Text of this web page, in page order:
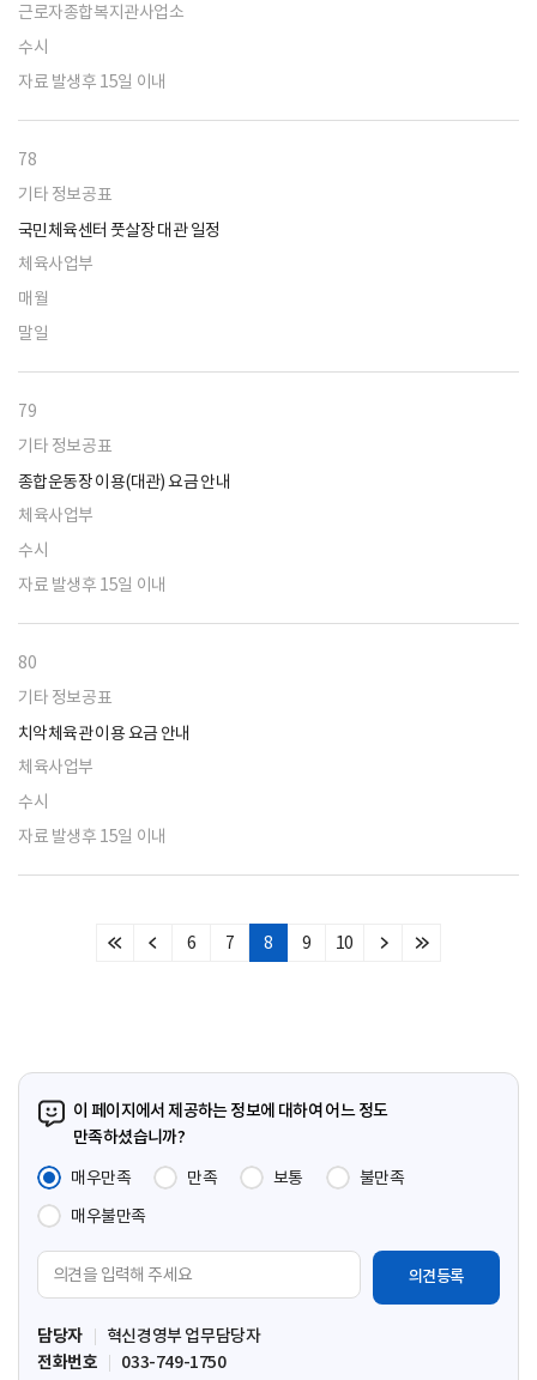
근로자종합복지관사업소
수시
자료 발생후 15일 이내
78
기타 정보공표
국민체육센터 풋살장 대관 일정
체육사업부
매월
말일
79
기타 정보공표
종합운동장 이용(대관) 요금 안내
체육사업부
수시
자료 발생후 15일 이내
80
기타 정보공표
치악체육관 이용 요금 안내
체육사업부
수시
자료 발생후 15일 이내
처
이
6 7 8 9 10
다
마
이 페이지에서 제공하는 정보에 대하여 어느 정도
만족하셨습니까?
매우만족
만족 보통
불만족
매우불만족
견
입
력
담당자
혁신경영부 업무담당자
전화번호
033-749-1750